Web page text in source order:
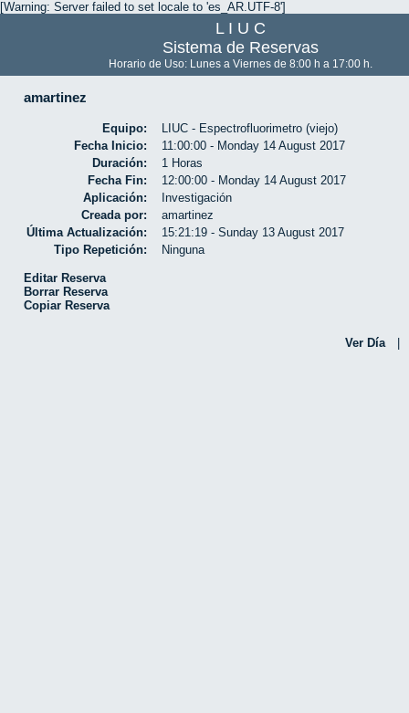
[Warning: Server failed to set locale to 'es_AR.UTF-8']
L I U C
Sistema de Reservas
Horario de Uso: Lunes a Viernes de 8:00 h a 17:00 h.
amartinez
Equipo:
LIUC - Espectrofluorimetro (viejo)
Fecha Inicio:
11:00:00 - Monday 14 August 2017
Duración:
1 Horas
Fecha Fin:
12:00:00 - Monday 14 August 2017
Aplicación:
Investigación
Creada por:
amartinez
Última Actualización:
15:21:19 - Sunday 13 August 2017
Tipo Repetición:
Ninguna
Editar Reserva
Borrar Reserva
Copiar Reserva
Ver Día